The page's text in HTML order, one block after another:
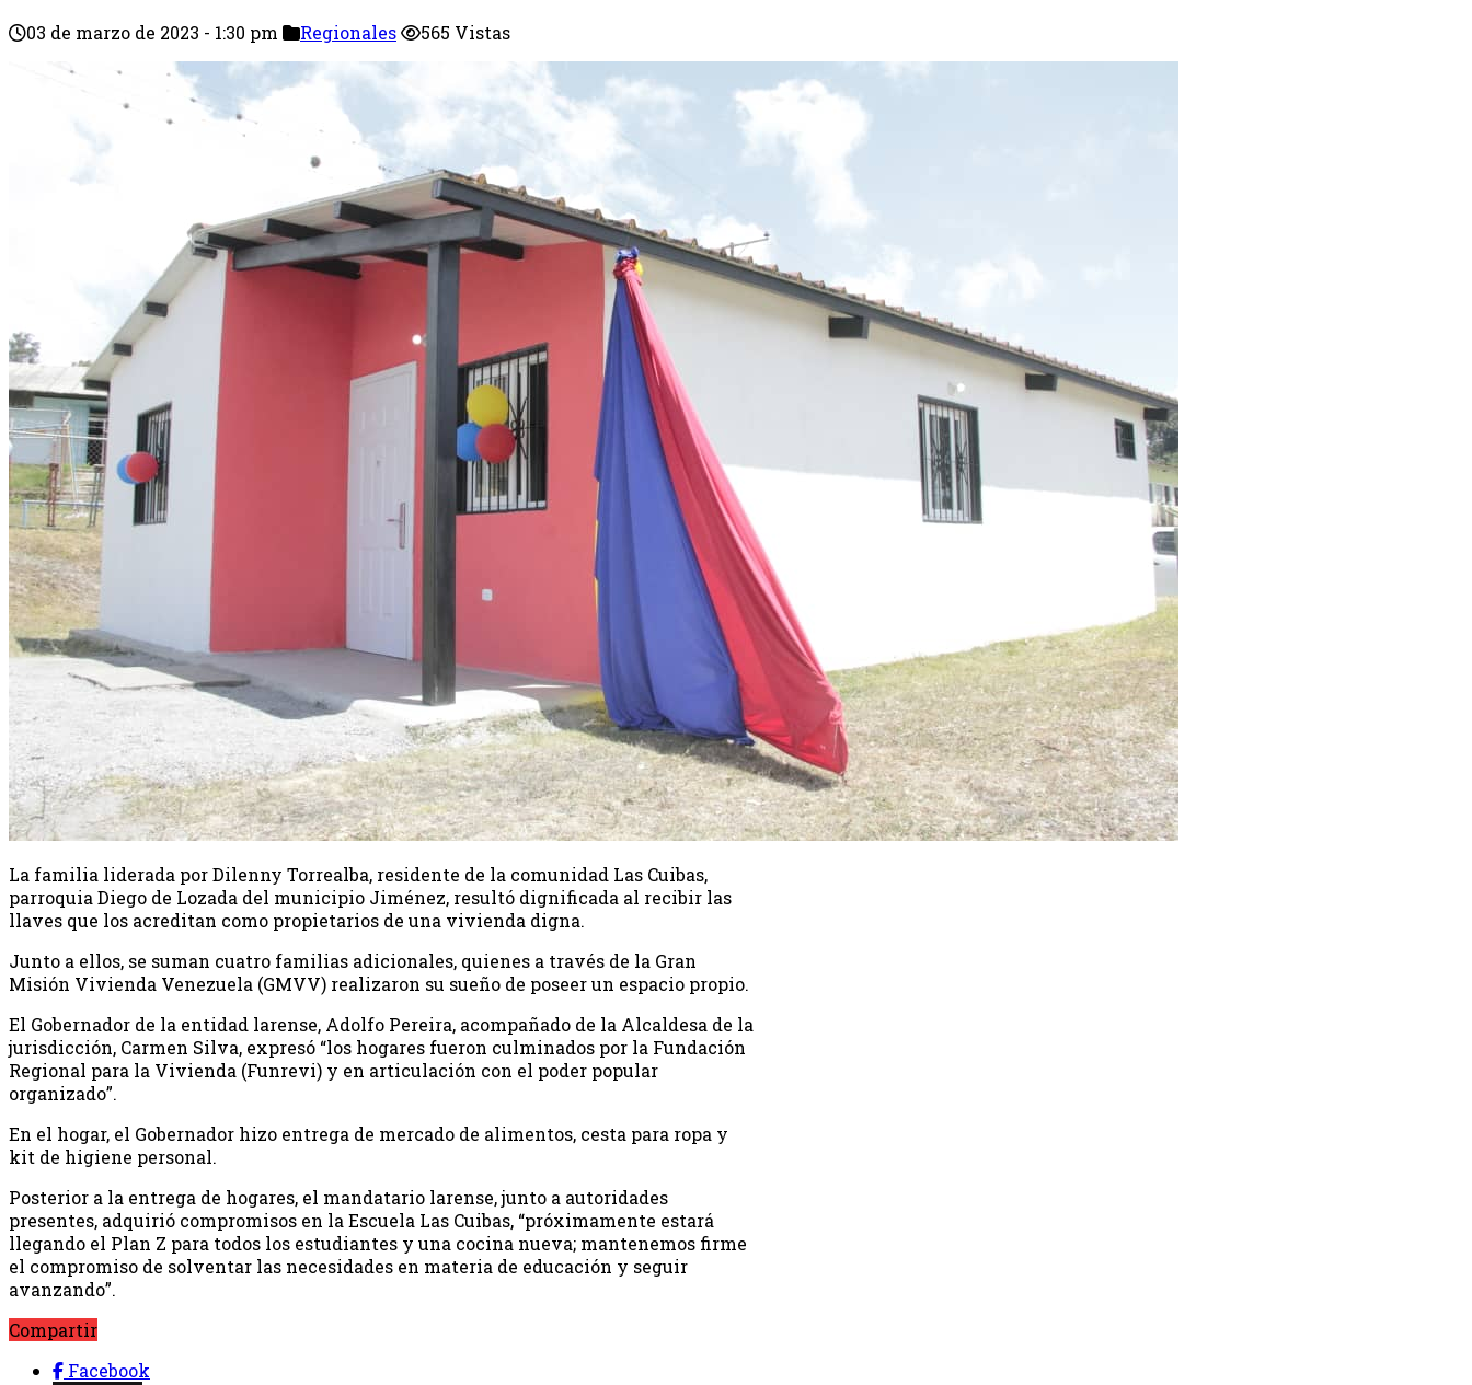
03 de marzo de 2023 - 1:30 pm Regionales 565 Vistas
La familia liderada por Dilenny Torrealba, residente de la comunidad Las Cuibas,
parroquia Diego de Lozada del municipio Jiménez, resultó dignificada al recibir las
llaves que los acreditan como propietarios de una vivienda digna.
Junto a ellos, se suman cuatro familias adicionales, quienes a través de la Gran
Misión Vivienda Venezuela (GMVV) realizaron su sueño de poseer un espacio propio.
El Gobernador de la entidad larense, Adolfo Pereira, acompañado de la Alcaldesa de la
jurisdicción, Carmen Silva, expresó “los hogares fueron culminados por la Fundación
Regional para la Vivienda (Funrevi) y en articulación con el poder popular
organizado”.
En el hogar, el Gobernador hizo entrega de mercado de alimentos, cesta para ropa y
kit de higiene personal.
Posterior a la entrega de hogares, el mandatario larense, junto a autoridades
presentes, adquirió compromisos en la Escuela Las Cuibas, “próximamente estará
llegando el Plan Z para todos los estudiantes y una cocina nueva; mantenemos firme
el compromiso de solventar las necesidades en materia de educación y seguir
avanzando”.
Compartir
Facebook